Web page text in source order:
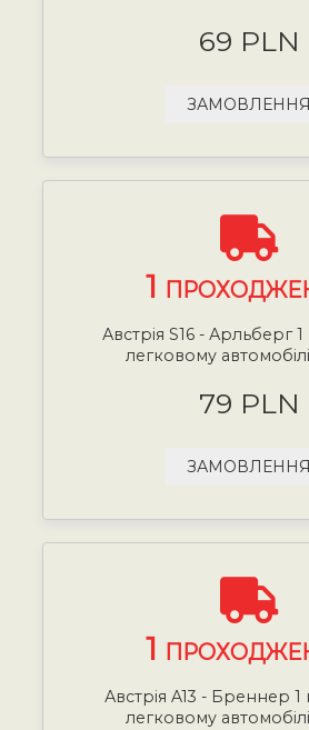
69 PLN
ЗАМОВЛЕННЯ
1
Австрія S16 - Арльберг 1
легковому
79 PLN
ЗАМОВЛЕННЯ
1
Австрія A13 - Бреннер 1
легковому